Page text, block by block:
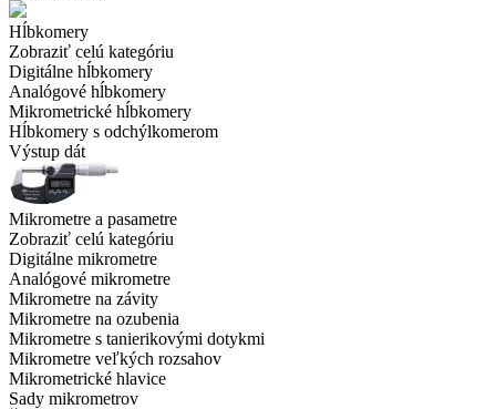
Hĺbkomery
Zobraziť celú kategóriu
Digitálne hĺbkomery
Analógové hĺbkomery
Mikrometrické hĺbkomery
Hĺbkomery s odchýlkomerom
Výstup dát
Mikrometre a pasametre
Zobraziť celú kategóriu
Digitálne mikrometre
Analógové mikrometre
Mikrometre na závity
Mikrometre na ozubenia
Mikrometre s tanierikovými dotykmi
Mikrometre veľkých rozsahov
Mikrometrické hlavice
Sady mikrometrov